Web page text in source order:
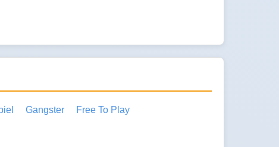
Gangster Free To Play